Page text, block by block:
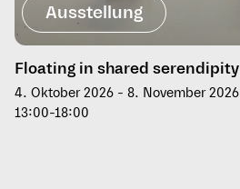
Ausstellung
Floating in shared serendipity
4. Oktober 2026 - 8. November 2026
13:00-18:00